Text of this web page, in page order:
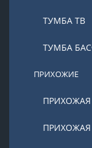
ТУМБА ТВ
ТУМБА
ПРИХОЖИЕ